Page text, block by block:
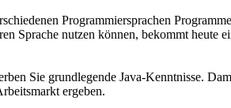
Programmiersprachen
Sprache nutzen können, bekommt heute
Sie grundlegende Java-Kenntnisse.
ergeben.